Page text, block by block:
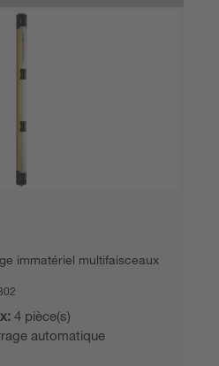
immatériel multifaisceaux
4 pièce(s)
automatique